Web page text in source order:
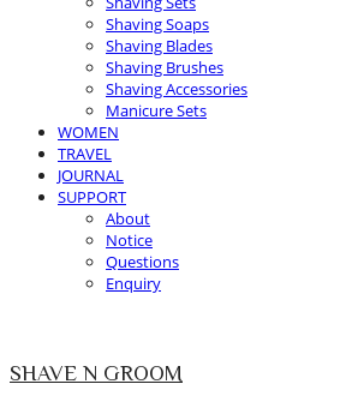
Shaving Soaps
Shaving Blades
Shaving Brushes
Shaving Accessories
Manicure Sets
WOMEN
TRAVEL
JOURNAL
SUPPORT
About
Notice
Questions
Enquiry
SHAVE N GROOM